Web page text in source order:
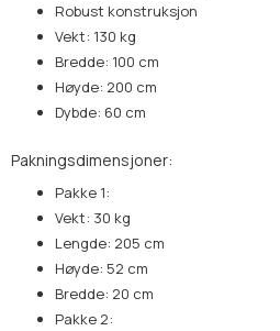
Robust konstruksjon
Vekt: 130 kg
Bredde: 100 cm
Høyde: 200 cm
Dybde: 60 cm
Pakningsdimensjoner:
Pakke 1:
Vekt: 30 kg
Lengde: 205 cm
Høyde: 52 cm
Bredde: 20 cm
Pakke 2: